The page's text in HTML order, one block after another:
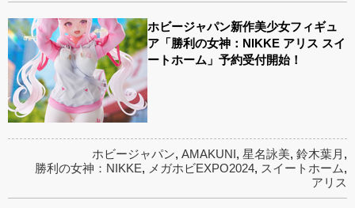
ホビージャパン新作美少女フィギュ
ア「勝利の女神：NIKKE アリス スイ
ートホーム」予約受付開始！
ホビージャパン, AMAKUNI, 星名詠美, 鈴木葉月 ,
勝利の女神：NIKKE, メガホビEXPO2024, スイートホーム,
アリス